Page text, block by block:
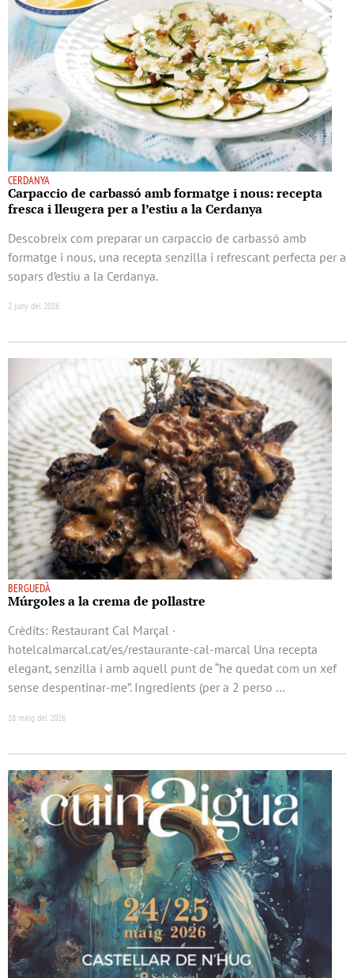
CERDANYA
Carpaccio de carbassó amb formatge i nous: recepta
fresca i lleugera per a l’estiu a la Cerdanya
Descobreix com preparar un carpaccio de carbassó amb
formatge i nous, una recepta senzilla i refrescant perfecta per a
sopars d’estiu a la Cerdanya.
2 juny del 2026
BERGUEDÀ
Múrgoles a la crema de pollastre
Crèdits: Restaurant Cal Marçal ·
hotelcalmarcal.cat/es/restaurante-cal-marcal Una recepta
elegant, senzilla i amb aquell punt de “he quedat com un xef
sense despentinar-me”. Ingredients (per a 2 perso …
18 maig del 2026